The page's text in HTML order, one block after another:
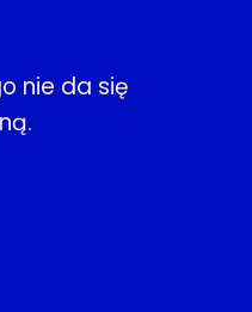
nie da się